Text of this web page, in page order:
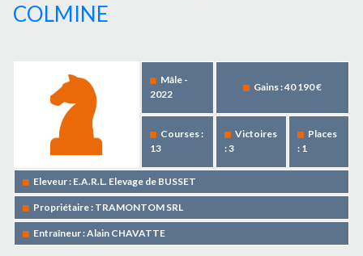
COLMINE
Mâle -
2022
Gains : 40 190 €
Courses :
13
Victoires
: 3
Places
: 1
Eleveur : E.A.R.L. Elevage de BUSSET
Propriétaire : TRAMONTOM SRL
Entraîneur : Alain CHAVATTE